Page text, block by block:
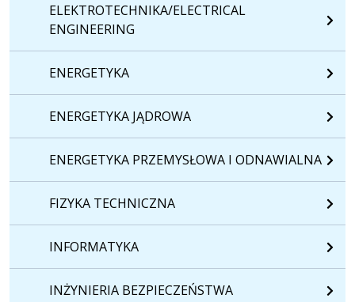
ELEKTROTECHNIKA/ELECTRICAL
ENGINEERING
ENERGETYKA
ENERGETYKA JĄDROWA
ENERGETYKA PRZEMYSŁOWA I ODNAWIALNA
FIZYKA TECHNICZNA
INFORMATYKA
INŻYNIERIA BEZPIECZEŃSTWA